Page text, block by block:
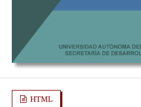
HTML